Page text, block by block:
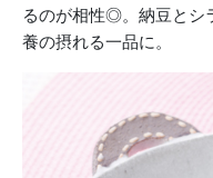
るのが相性◎。納豆とシ
養の摂れる一品に。